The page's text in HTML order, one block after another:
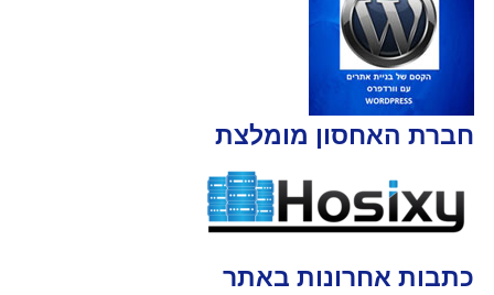
חברת האחסון מומלצת
כתבות אחרונות באתר